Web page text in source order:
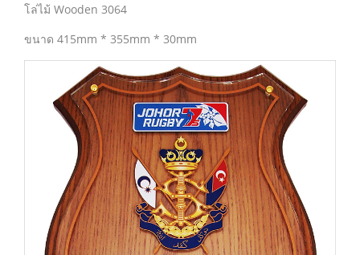
โล่ไม้ Wooden 3064
ขนาด 415mm * 355mm * 30mm